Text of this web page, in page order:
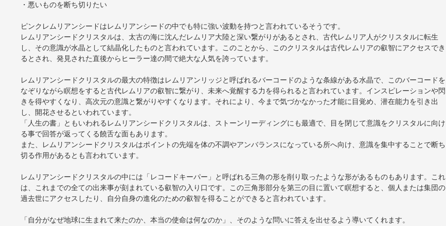
・悪いものを断ち切りたい
ピンクレムリアンシードはレムリアンシードの中でも特に強い波動を持つと言われているそうです。
レムリアンシードクリスタルは、太古の海に沈んだレムリア大陸と深い繋がりがあるとされ、古代レムリア人がクリスタルに転生
し、その意識が水晶として結晶化したものと言われています。このことから、このクリスタルは古代レムリアの叡智にアクセスでき
るとされ、発見された直後からヒーラー達の間で絶大な人気を誇っています。
レムリアンシードクリスタルの最大の特徴はレムリアンリッジと呼ばれるバーコードのような条線がある水晶で、このバーコードを
なぞりながら瞑想をすると古代レムリアの叡智に繋がり、未来へ覚醒する力を得られると言われています。インスピレーションや閃
きを得やすくなり、高次元の意識と繋がりやすくなります。それにより、今まで気づかなかった才能に目覚め、潜在能力を引き出
し、開花させるといわれています。
「人生の書」ともいわれるレムリアンシードクリスタルは、ストーンリーディングにも最適で、目を閉じて意識をクリスタルに向け
る事で回答が返ってくる饒舌な面もあります。
また、レムリアンシードクリスタルはポイントの先端を体の不調やアンバランスになっている所へ向け、意識を集中することで断ち
切る作用があるとも言われています。
レムリアンシードクリスタルの中には「レコードキーパー」と呼ばれる三角の形を削り取ったような形があるものもあります。これ
は、これまでの全ての出来事が刻まれている叡智の入り口です。この三角形部分を第三の目に置いて瞑想すると、個人または集団の
過去世にアクセスしたり、自分自身の進化のための叡智を得ることができると言われています。
「自分がなぜ地球に生まれて来たのか、本当の使命は何なのか」、そのような問いに答えを出せるよう導いてくれます。